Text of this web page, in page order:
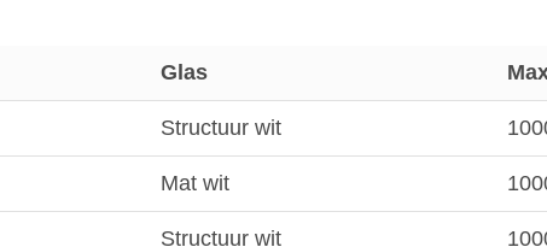
Glas
Structuur wit
Mat wit
Structuur wit